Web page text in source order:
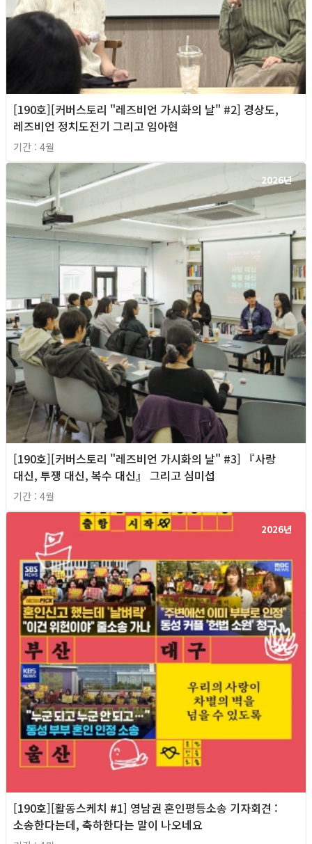
[190호][커버스토리 "레즈비언 가시화의 날" #2] 경상도,
레즈비언 정치도전기 그리고 임아현
기간 : 4월
2026년
[190호][커버스토리 "레즈비언 가시화의 날" #3] 『사랑
대신, 투쟁 대신, 복수 대신』 그리고 심미섭
기간 : 4월
2026년
[190호][활동스케치 #1] 영남권 혼인평등소송 기자회견​ :
소송한다는데, 축하한다는 말이 나오네요